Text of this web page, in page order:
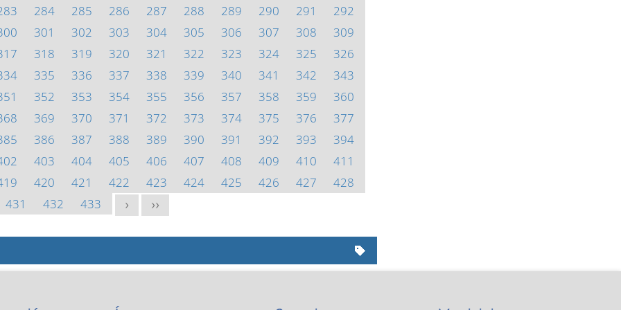
284 285 286 287 288 289 290 291
292
301 302 303 304 305 306 307 308
309
318 319 320 321 322 323 324 325
326
335 336 337 338 339 340 341 342
343
352 353 354 355 356 357 358 359
360
369 370 371 372 373 374 375 376
377
386 387 388 389 390 391 392 393
394
403 404 405 406 407 408 409 410
411
420 421 422 423 424 425 426 427
428
431
432 433 > >>